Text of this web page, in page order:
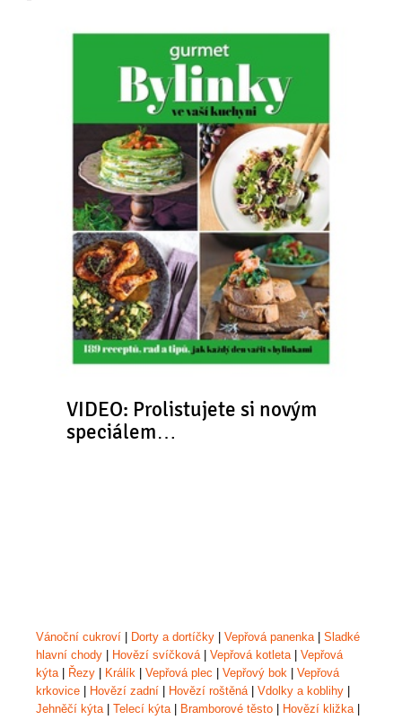
VIDEO: Prolistujete si novým
speciálem…
Vánoční cukroví Dorty a dortíčky Vepřová panenka| Sladké
hlavní chody
Hovězí svíčková| Vepřová kotleta| Vepřová
kýta| Řezy Králík Vepřová plec Vepřový bok
Vepřová
krkovice
Hovězí zadní Hovězí roštěná| Vdolky a koblihy
Jehněčí kýta| Telecí kýta| Bramborové těsto Hovězí kližka|